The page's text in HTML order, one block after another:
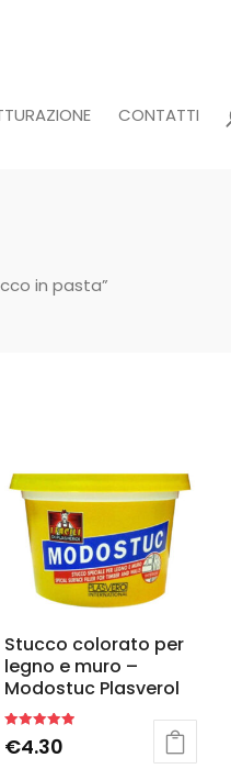
CONTATTI
in pasta”
Stucco colorato per
legno e muro –
Modostuc Plasverol
Rated
5.00
€4.30